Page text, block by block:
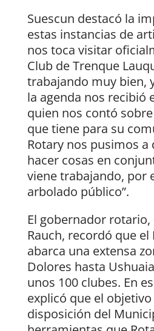
Suescun destacó la
estas instancias de
nos toca visitar
Club de Trenque
trabajando muy bien,
la agenda nos recibió
quien nos contó
que tiene para su
Rotary nos pusimos
hacer cosas en
viene trabajando, por
arbolado público”.
El gobernador
Rauch, recordó que el
abarca una extensa
Dolores hasta
unos 100 clubes. En
explicó que el objetivo
disposición del